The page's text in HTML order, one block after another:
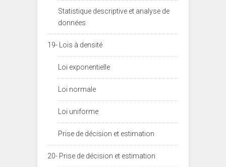
Statistique descriptive et analyse de
données
19- Lois à densité
Loi exponentielle
Loi normale
Loi uniforme
Prise de décision et estimation
20- Prise de décision et estimation